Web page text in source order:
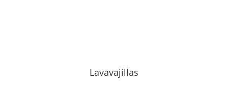
Lavavajillas